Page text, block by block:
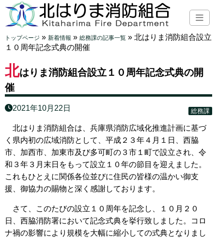
トップページ » 新着情報 » 総務課の記事一覧 » 北はりま消防組合設立
１０周年記念式典の開催
北はりま消防組合設立１０周年記念式典の開
催
総務課
2021年10月22日
北はりま消防組合は、兵庫県消防広域化推進計画に基づ
く県内初の広域消防として、平成２３年４月１日、西脇
市、加西市、加東市及び多可町の３市１町で設立され、令
和３年３月末日をもって設立１０年の節目を迎えました。
これもひとえに関係各位並びに住民の皆様の温かい御支
援、御協力の賜物と深く感謝しております。
さて、このたびの設立１０周年を記念し、１０月２０
日、西脇消防署において記念式典を挙行致しました。コロ
ナ禍の影響により規模を大幅に縮小しての式典となりまし